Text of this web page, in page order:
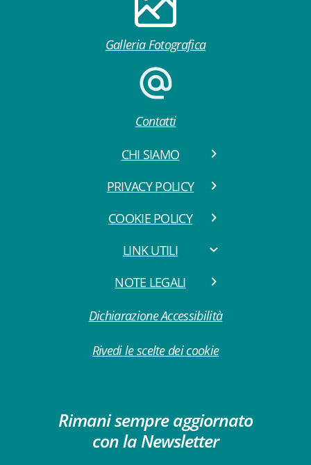
Galleria Fotografica
Contatti
CHI SIAMO
PRIVACY POLICY
COOKIE POLICY
LINK UTILI
NOTE LEGALI
Dichiarazione Accessibilità
Rivedi le scelte dei cookie
Rimani sempre aggiornato
con la Newsletter